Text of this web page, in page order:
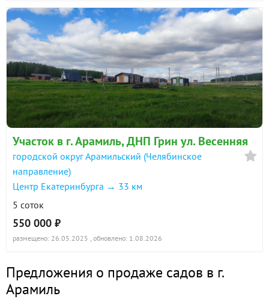
Участок в г. Арамиль, ДНП Грин ул. Весенняя
городской округ Арамильский (Челябинское
направление)
Центр Екатеринбурга → 33 км
5 соток
550 000 ₽
размещено: 26.05.2025 , обновлено: 1.08.2026
Предложения о продаже садов в г.
Арамиль